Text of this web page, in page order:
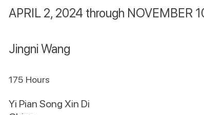
APRIL 2, 2024 through NOVEMBER
Jingni Wang
175 Hours
Yi Pian Song Xin Di